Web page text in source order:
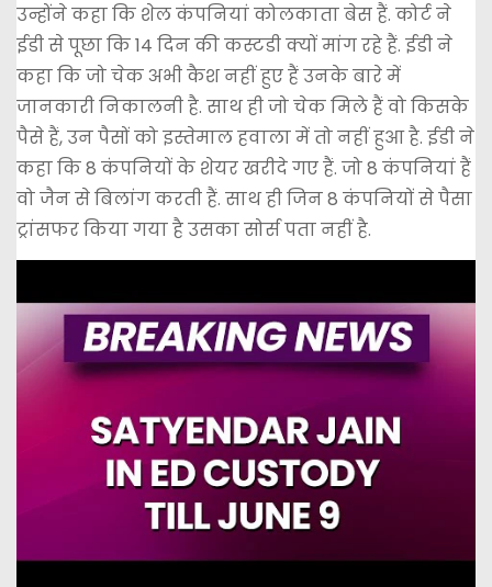
उन्होंने कहा कि शेल कंपनियां कोलकाता बेस हैं. कोर्ट ने
ईडी से पूछा कि 14 दिन की कस्टडी क्यों मांग रहे हैं. ईडी ने
कहा कि जो चेक अभी कैश नहीं हुए हैं उनके बारे में
जानकारी निकालनी है. साथ ही जो चेक मिले हैं वो किसके
पैसे हैं, उन पैसों को इस्तेमाल हवाला में तो नहीं हुआ है. ईडी ने
कहा कि 8 कंपनियों के शेयर खरीदे गए हैं. जो 8 कंपनियां हैं
वो जैन से बिलांग करती हैं. साथ ही जिन 8 कंपनियों से पैसा
ट्रांसफर किया गया है उसका सोर्स पता नहीं है.